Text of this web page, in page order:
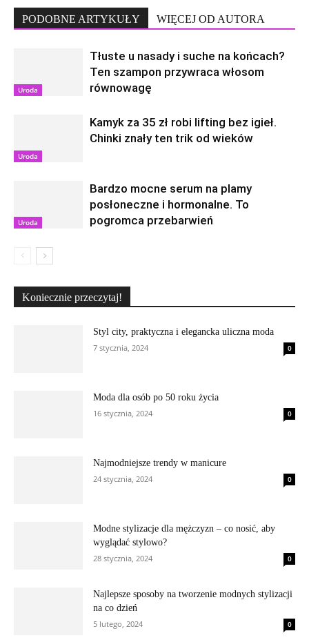
PODOBNE ARTYKUŁY WIĘCEJ OD AUTORA
Uroda
Tłuste u nasady i suche na końcach?
Ten szampon przywraca włosom
równowagę
Uroda
Kamyk za 35 zł robi lifting bez igieł.
Chinki znały ten trik od wieków
Uroda
Bardzo mocne serum na plamy
posłoneczne i hormonalne. To
pogromca przebarwień
Koniecznie przeczytaj!
Styl city, praktyczna i elegancka uliczna moda
7 stycznia, 2024
0
Moda dla osób po 50 roku życia
16 stycznia, 2024
0
Najmodniejsze trendy w manicure
24 stycznia, 2024
0
Modne stylizacje dla mężczyzn – co nosić, aby
wyglądać stylowo?
28 stycznia, 2024
0
Najlepsze sposoby na tworzenie modnych stylizacji
na co dzień
5 lutego, 2024
0